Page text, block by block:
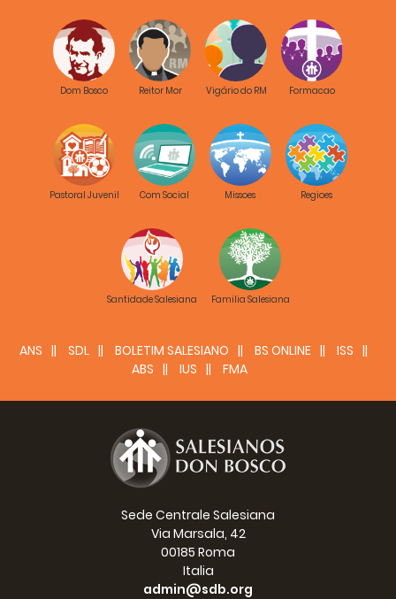
Dom Bosco Reitor Mor Vigário do RM Formacao
Pastoral Juvenil Com Social Missoes Regioes
Santidade Salesiana Familia Salesiana
ANS SDL BOLETIM SALESIANO BS ONLINE
ISS
ABS
IUS FMA
Sede Centrale Salesiana
Via Marsala, 42
00185 Roma
Italia
admin@sdb.org